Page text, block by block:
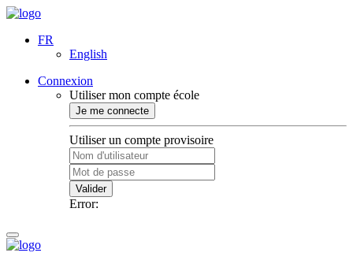
FR
English
Connexion
Utiliser mon compte école
Je me connecte
Utiliser un compte provisoire
Valider
Error: